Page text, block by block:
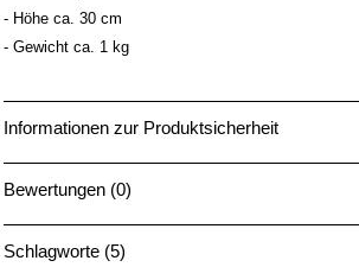
- Höhe ca. 30 cm
- Gewicht ca. 1 kg
Informationen zur Produktsicherheit
Bewertungen (0)
Schlagworte (5)